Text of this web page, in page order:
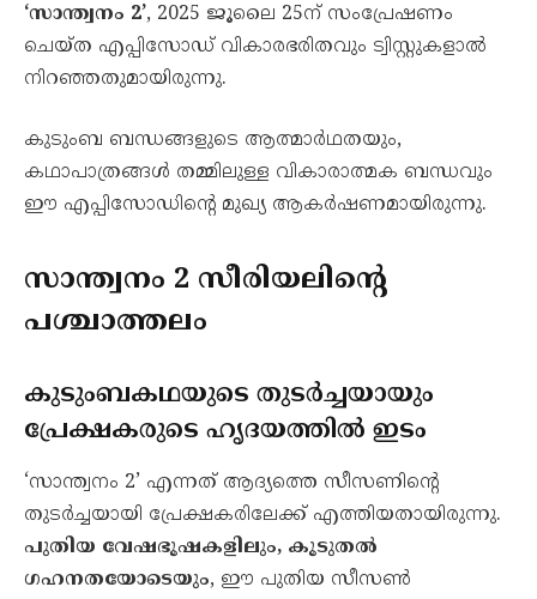
‘സാന്ത്വനം 2’, 2025 ജൂലൈ 25ന് സംപ്രേഷണം
ചെയ്ത എപ്പിസോഡ് വികാരഭരിതവും ട്വിസ്റ്റുകളാൽ
നിറഞ്ഞതുമായിരുന്നു.
കുടുംബ ബന്ധങ്ങളുടെ ആത്മാർഥതയും,
കഥാപാത്രങ്ങൾ തമ്മിലുള്ള വികാരാത്മക ബന്ധവും
ഈ എപ്പിസോഡിന്റെ മുഖ്യ ആകർഷണമായിരുന്നു.
സാന്ത്വനം 2 സീരിയലിന്റെ
പശ്ചാത്തലം
കുടുംബകഥയുടെ തുടർച്ചയായും
പ്രേക്ഷകരുടെ ഹൃദയത്തിൽ ഇടം
‘സാന്ത്വനം 2’ എന്നത് ആദ്യത്തെ സീസണിന്റെ
തുടർച്ചയായി പ്രേക്ഷകരിലേക്ക് എത്തിയതായിരുന്നു.
പുതിയ വേഷഭൂഷകളിലും, കൂടുതൽ
ഗഹനതയോടെയും, ഈ പുതിയ സീസൺ